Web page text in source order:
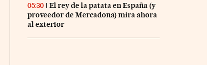
05:30
El rey de la patata en España (y
proveedor de Mercadona) mira ahora
al exterior